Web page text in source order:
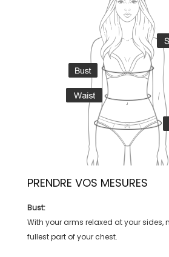
PRENDRE VOS MESURES
Bust:
With your arms relaxed at your sides,
fullest part of your chest.